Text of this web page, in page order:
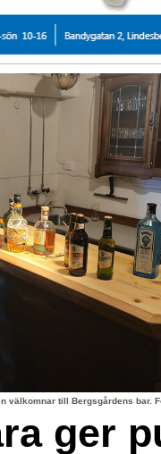
välkomnar till Bergsgårdens bar.
ger